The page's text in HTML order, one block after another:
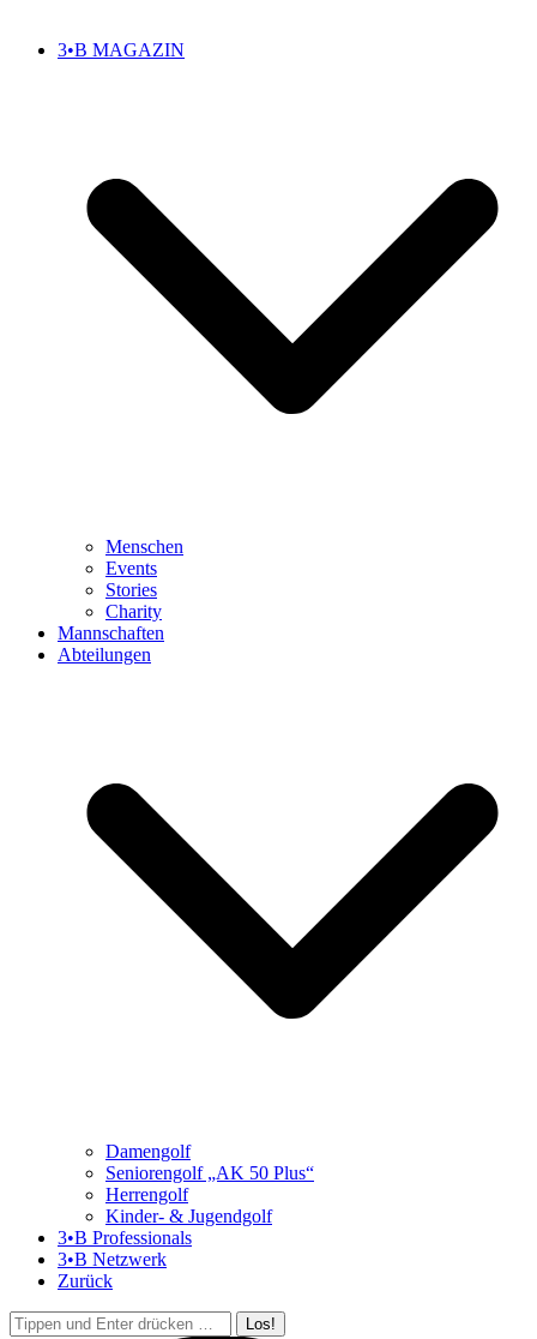
3•B MAGAZIN
Menschen
Events
Stories
Charity
Mannschaften
Abteilungen
Damengolf
Seniorengolf „AK 50 Plus“
Herrengolf
Kinder- & Jugendgolf
3•B Professionals
3•B Netzwerk
Zurück
Search: